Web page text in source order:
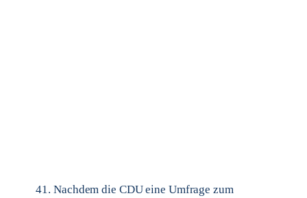
Nachdem die CDU eine Umfrage zum